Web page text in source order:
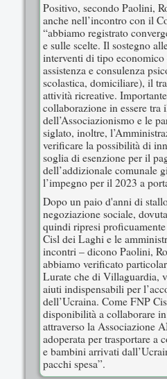
Positivo, secondo Paolini,
anche nell’incontro con il
“abbiamo registrato
e sulle scelte. Il sostegno
interventi di tipo
assistenza e consulenza
scolastica, domiciliare), il
attività ricreative.
collaborazione in essere
dell’Associazionismo e le
siglato, inoltre,
verificare la possibilità di
soglia di esenzione per il
dell’addizionale comunale
l’impegno per il 2023 a
Dopo un paio d'anni di
negoziazione sociale,
quindi ripresi
Cisl dei Laghi e le
incontri – dicono Paolini,
abbiamo verificato
Lurate che di Villaguardia,
aiuti indispensabili per
dell’Ucraina. Come FNP
disponibilità a collaborare
attraverso la Associazione
adoperata per trasportare a
e bambini arrivati
pacchi spesa”.